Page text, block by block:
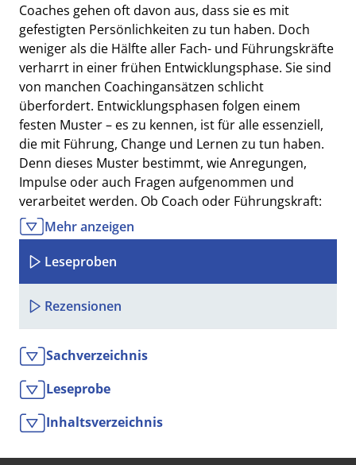
Coaches gehen oft davon aus, dass sie es mit
gefestigten Persönlichkeiten zu tun haben. Doch
weniger als die Hälfte aller Fach- und Führungskräfte
verharrt in einer frühen Entwicklungsphase. Sie sind
von manchen Coachingansätzen schlicht
überfordert. Entwicklungsphasen folgen einem
festen Muster – es zu kennen, ist für alle essenziell,
die mit Führung, Change und Lernen zu tun haben.
Denn dieses Muster bestimmt, wie Anregungen,
Impulse oder auch Fragen aufgenommen und
verarbeitet werden. Ob Coach oder Führungskraft:
Dieses Buch schärft Ihren Blick für Menschen und
ihre Entwicklungsphasen. Und Sie lernen sich en
passant auch selbst besser kennen.
Mehr anzeigen
Leseproben
Rezensionen
Sachverzeichnis
Leseprobe
Inhaltsverzeichnis